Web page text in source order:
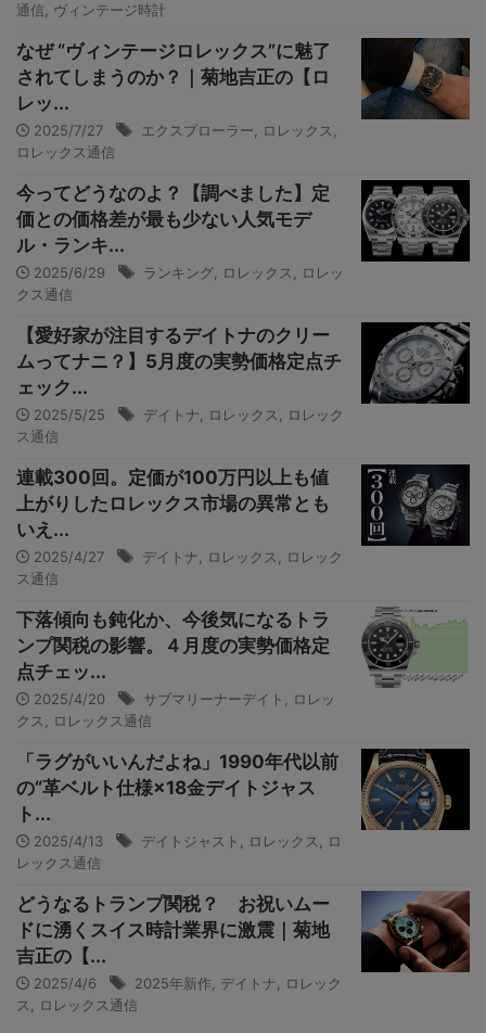
通信
ヴィンテージ時計
なぜ “ヴィンテージロレックス”に魅了
されてしまうのか？｜菊地吉正の【ロ
レッ...
2025/7/27 エクスプローラー ロレックス
ロレックス通信
今ってどうなのよ？【調べました】定
価との価格差が最も少ない人気モデ
ル・ランキ...
2025/6/29 ランキング ロレックス
ロレッ
クス通信
【愛好家が注目するデイトナのクリー
ムってナニ？】5月度の実勢価格定点チ
ェック...
2025/5/25 デイトナ ロレックス
ロレック
ス通信
連載300回。定価が100万円以上も値
上がりしたロレックス市場の異常とも
いえ...
2025/4/27 デイトナ ロレックス
ロレック
ス通信
下落傾向も鈍化か、今後気になるトラ
ンプ関税の影響。４月度の実勢価格定
点チェッ...
2025/4/20 サブマリーナーデイト
ロレッ
クス
ロレックス通信
「ラグがいいんだよね」1990年代以前
の“革ベルト仕様×18金デイトジャス
ト...
2025/4/13 デイトジャスト ロレックス
ロ
レックス通信
どうなるトランプ関税？ お祝いムー
ドに湧くスイス時計業界に激震｜菊地
吉正の【...
2025/4/6 2025年新作 デイトナ
ロレック
ス
ロレックス通信